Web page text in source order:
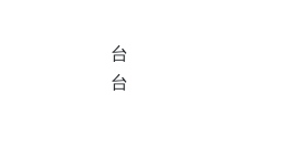
台
台